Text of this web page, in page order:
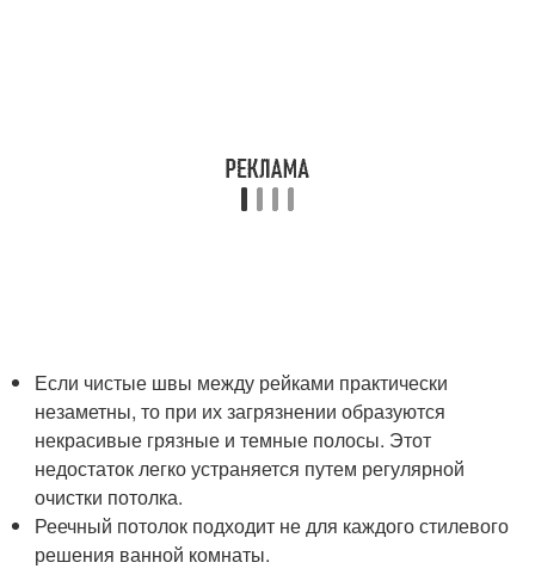
Если чистые швы между рейками практически
незаметны, то при их загрязнении образуются
некрасивые грязные и темные полосы. Этот
недостаток легко устраняется путем регулярной
очистки потолка.
Реечный потолок подходит не для каждого стилевого
решения ванной комнаты.